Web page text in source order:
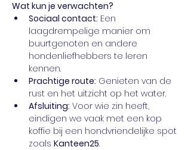
Wat kun je verwachten?
Sociaal contact: Een
laagdrempelige manier om
buurtgenoten en andere
hondenliefhebbers te leren
kennen.
Prachtige route: Genieten van de
rust en het uitzicht op het water.
Afsluiting: Voor wie zin heeft,
eindigen we vaak met een kop
koffie bij een hondvriendelijke spot
zoals Kanteen25.